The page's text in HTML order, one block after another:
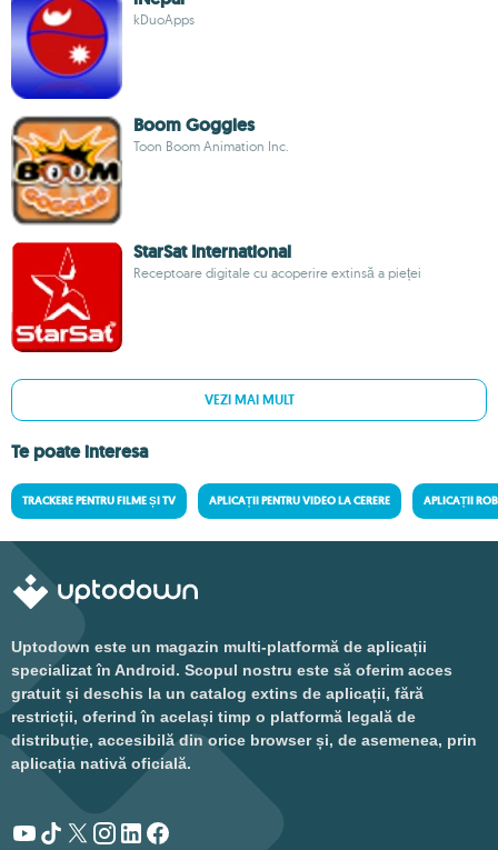
kDuoApps
Boom Goggles
Toon Boom Animation Inc.
StarSat International
Receptoare digitale cu acoperire extinsă a pieței
VEZI MAI MULT
Te poate interesa
TRACKERE PENTRU FILME ȘI TV APLICAȚII PENTRU VIDEO LA CERERE APLICAȚII
Uptodown este un magazin multi-platformă de aplicații
specializat în Android. Scopul nostru este să oferim acces
gratuit și deschis la un catalog extins de aplicații, fără
restricții, oferind în același timp o platformă legală de
distribuție, accesibilă din orice browser și, de asemenea, prin
aplicația nativă oficială.